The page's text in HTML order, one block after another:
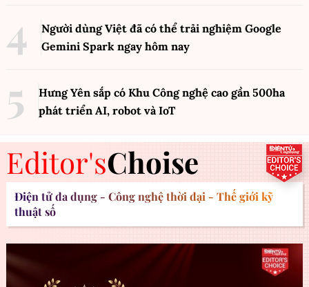
Người dùng Việt đã có thể trải nghiệm Google
Gemini Spark ngay hôm nay
Hưng Yên sắp có Khu Công nghệ cao gần 500ha
phát triển AI, robot và IoT
Editor'sChoise
Điện tử đa dụng - Công nghệ thời đại - Thế giới kỹ
thuật số